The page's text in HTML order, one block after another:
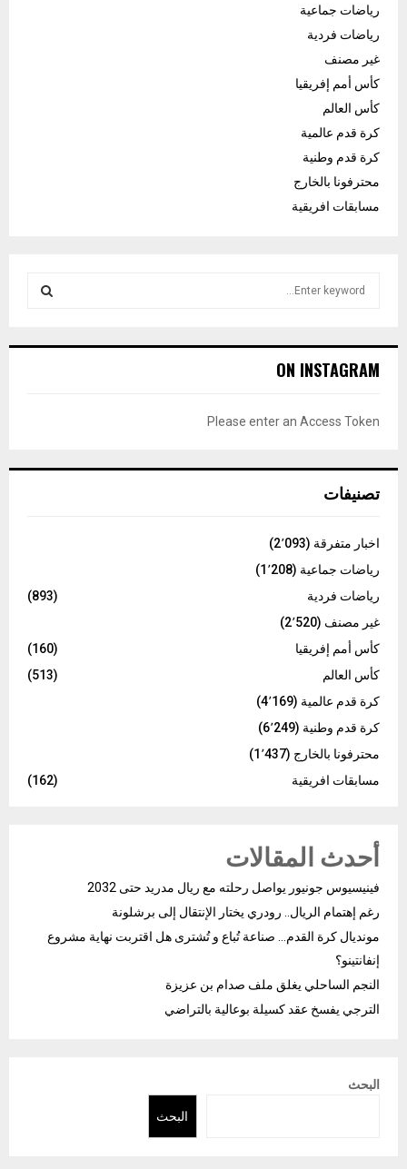
رياضات جماعية
رياضات فردية
غير مصنف
كأس أمم إفريقيا
كأس العالم
كرة قدم عالمية
كرة قدم وطنية
محترفونا بالخارج
مسابقات افريقية
h
C
ON INSTAGRAM
Please enter an Access Token
تصنيفات
اخبار متفرقة (2٬093)
رياضات جماعية (1٬208)
رياضات فردية
(893)
غير مصنف (2٬520)
كأس أمم إفريقيا
(160)
كأس العالم
(513)
كرة قدم عالمية (4٬169)
كرة قدم وطنية (6٬249)
محترفونا بالخارج (1٬437)
مسابقات افريقية
(162)
أحدث المقالات
فينيسيوس جونيور يواصل رحلته مع ريال مدريد حتى 2032
رغم إهتمام الريال.. رودري يختار الإنتقال إلى برشلونة
مونديال كرة القدم… صناعة تُباع و تُشترى هل اقتربت نهاية مشروع
إنفانتينو؟
النجم الساحلي يغلق ملف صدام بن عزيزة
الترجي يفسخ عقد كسيلة بوعالية بالتراضي
البحث
البحث